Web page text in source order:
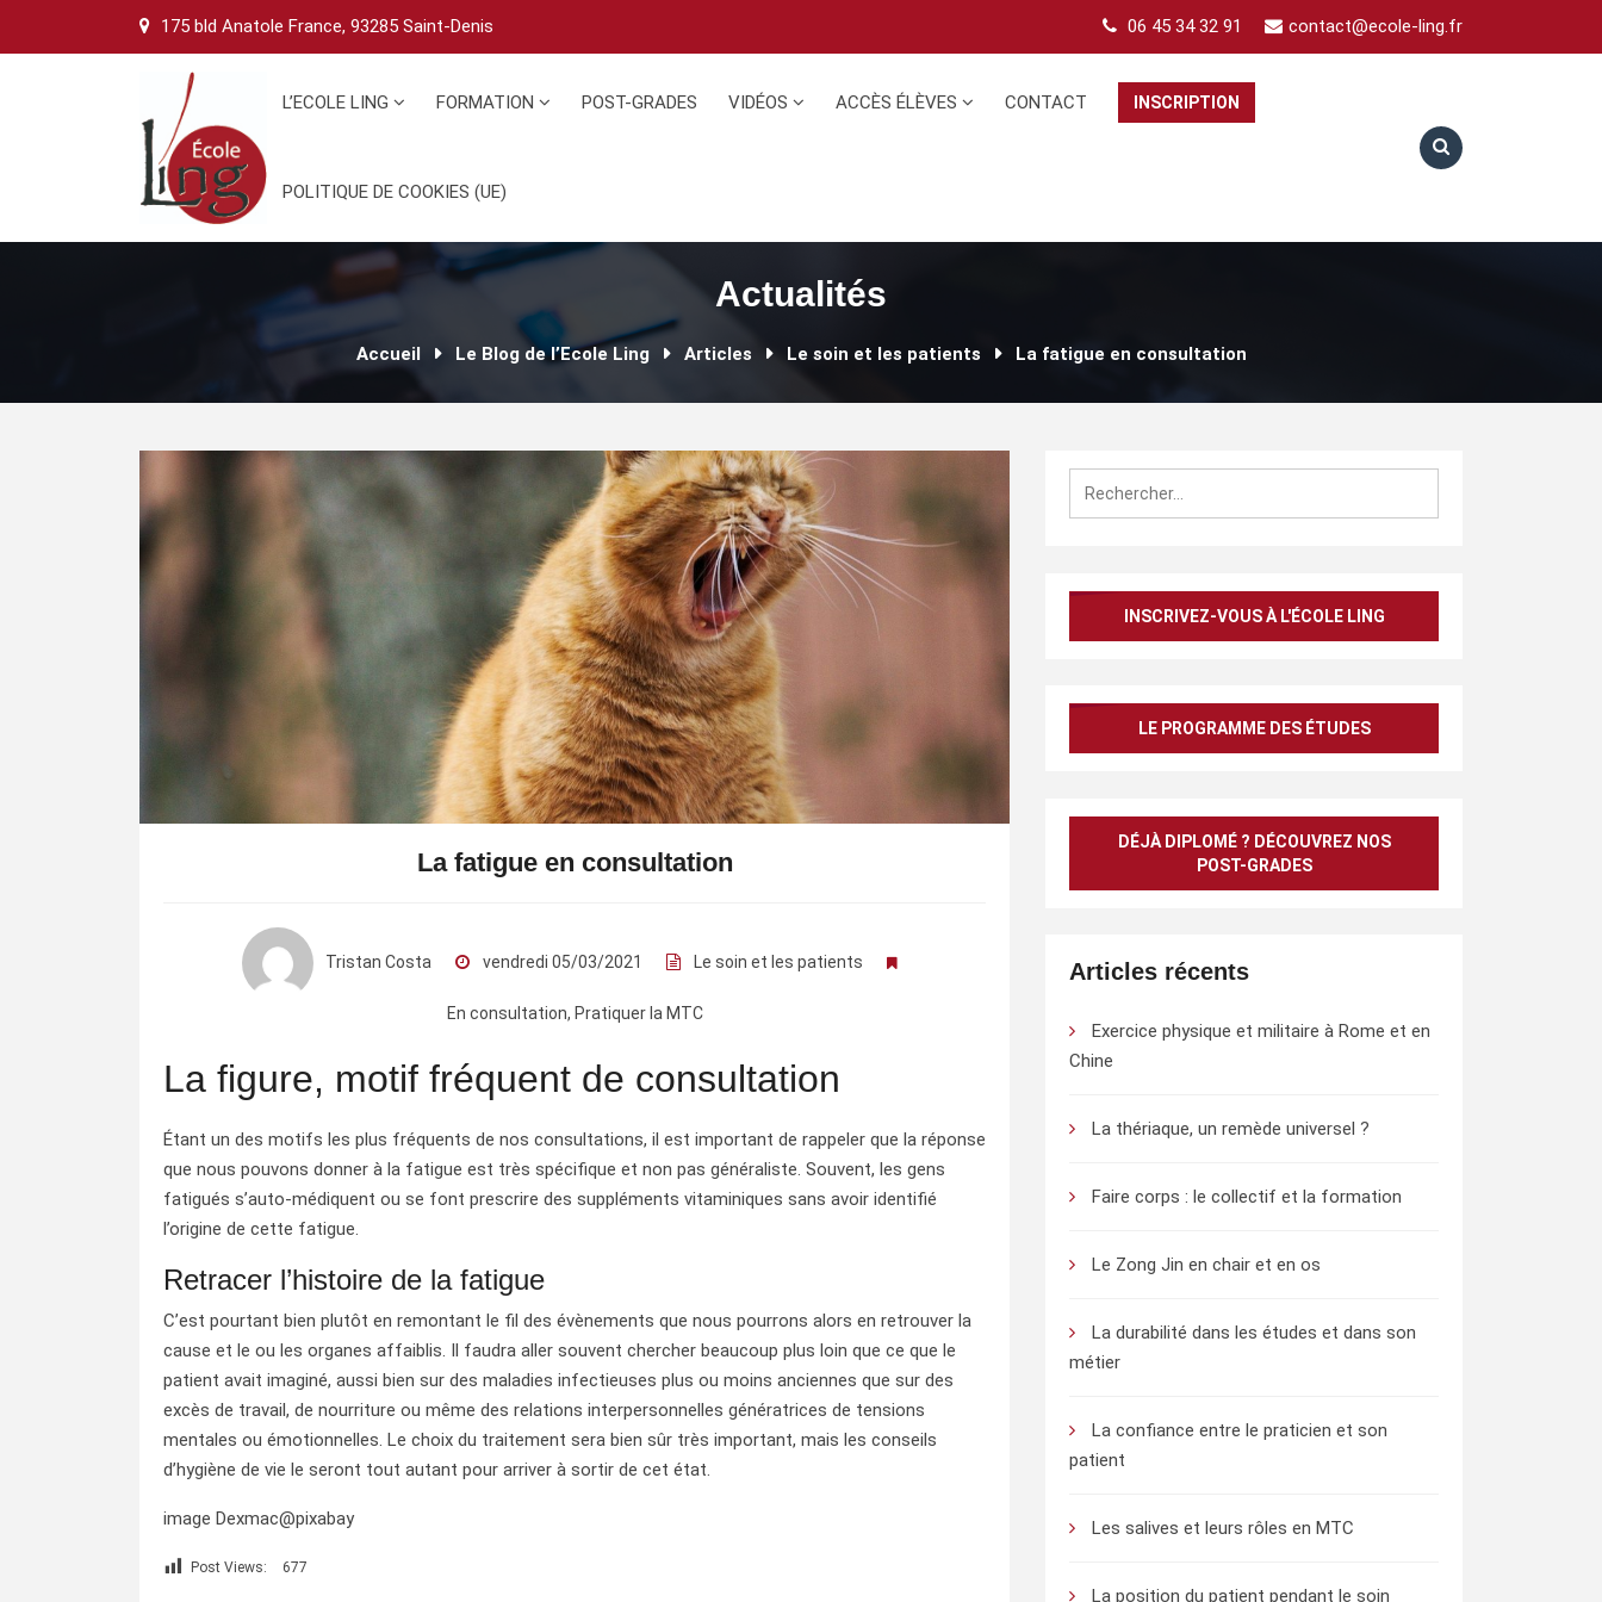
175 bld Anatole France, 93285 Saint-Denis 06 45 34 32 91 contact@ecole-ling.fr
L’ECOLE LING FORMATION POST-GRADES VIDÉOS ACCÈS ÉLÈVES CONTACT INSCRIPTION
POLITIQUE DE COOKIES (UE)
Actualités
Accueil Le Blog de l’Ecole Ling Articles Le soin et les patients La fatigue en consultation
La fatigue en consultation
Tristan Costa vendredi 05/03/2021 Le soin et les patients
En consultation, Pratiquer la MTC
La figure, motif fréquent de consultation
Étant un des motifs les plus fréquents de nos consultations, il est important de rappeler que la réponse
que nous pouvons donner à la fatigue est très spécifique et non pas généraliste. Souvent, les gens
fatigués s’auto-médiquent ou se font prescrire des suppléments vitaminiques sans avoir identifié
l’origine de cette fatigue.
Retracer l’histoire de la fatigue
C’est pourtant bien plutôt en remontant le fil des évènements que nous pourrons alors en retrouver la
cause et le ou les organes affaiblis. Il faudra aller souvent chercher beaucoup plus loin que ce que le
patient avait imaginé, aussi bien sur des maladies infectieuses plus ou moins anciennes que sur des
excès de travail, de nourriture ou même des relations interpersonnelles génératrices de tensions
mentales ou émotionnelles. Le choix du traitement sera bien sûr très important, mais les conseils
d’hygiène de vie le seront tout autant pour arriver à sortir de cet état.
image Dexmac@pixabay
Post Views: 677
Rechercher :
INSCRIVEZ-VOUS À L'ÉCOLE LING
LE PROGRAMME DES ÉTUDES
DÉJÀ DIPLOMÉ ? DÉCOUVREZ NOS
POST-GRADES
Articles récents
Exercice physique et militaire à Rome et en
Chine
La thériaque, un remède universel ?
Faire corps : le collectif et la formation
Le Zong Jin en chair et en os
La durabilité dans les études et dans son
métier
La confiance entre le praticien et son
patient
Les salives et leurs rôles en MTC
La position du patient pendant le soin